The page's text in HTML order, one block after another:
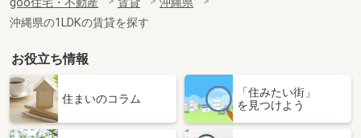
専有面積
25m²
間取り
沖縄県那覇市牧志３
価 格
沖縄県那覇市牧志３
専有面積 70.22m²
沖縄県の1LDKの賃貸を探す
お役立ち情報
住まいのコラム
「住みたい街」
を見つけよう